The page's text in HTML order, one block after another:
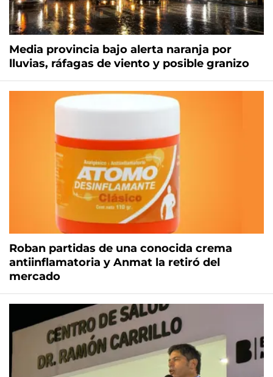
Media provincia bajo alerta naranja por
lluvias, ráfagas de viento y posible granizo
Roban partidas de una conocida crema
antiinflamatoria y Anmat la retiró del
mercado